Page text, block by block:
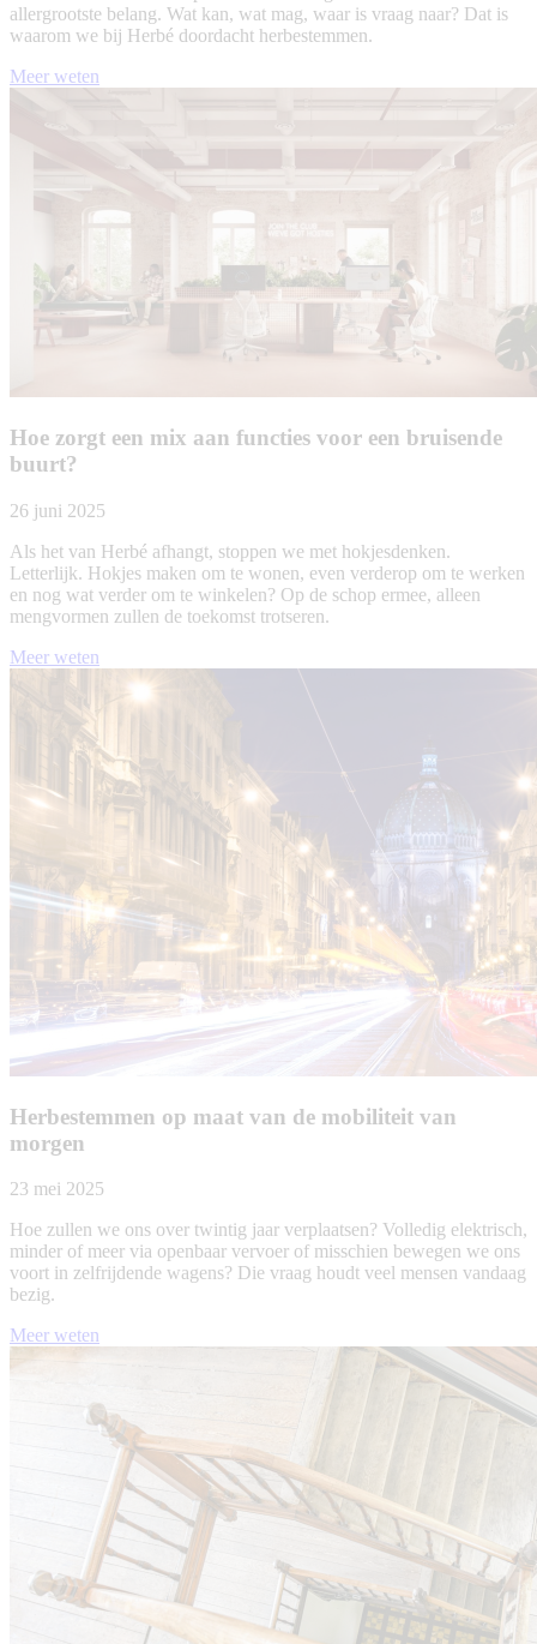
allergrootste belang. Wat kan, wat mag, waar is vraag naar? Dat is
waarom we bij Herbé doordacht herbestemmen.
Meer weten
Hoe zorgt een mix aan functies voor een bruisende
buurt?
26 juni 2025
Als het van Herbé afhangt, stoppen we met hokjesdenken.
Letterlijk. Hokjes maken om te wonen, even verderop om te werken
en nog wat verder om te winkelen? Op de schop ermee, alleen
mengvormen zullen de toekomst trotseren.
Meer weten
Herbestemmen op maat van de mobiliteit van
morgen
23 mei 2025
Hoe zullen we ons over twintig jaar verplaatsen? Volledig elektrisch,
minder of meer via openbaar vervoer of misschien bewegen we ons
voort in zelfrijdende wagens? Die vraag houdt veel mensen vandaag
bezig.
Meer weten